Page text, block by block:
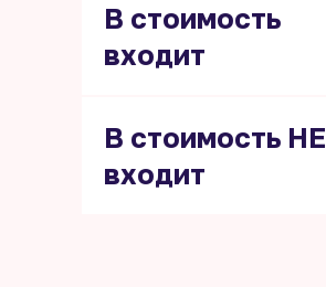
В стоимость
входит
В стоимость НЕ
входит